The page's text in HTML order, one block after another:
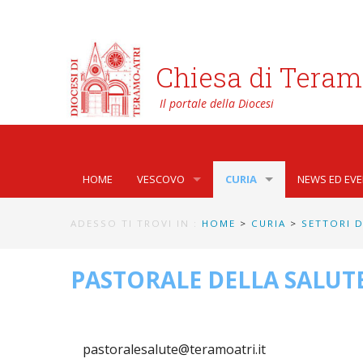
Chiesa di
HOME VESCOVO
LETTERE DEL VESCOVO AI GIOVANI DELLA
CURIA
ORGANI DI
NEWS ED
ADESSO TI TROVI IN : HOME > CURIA > SETTORI
PASTORALE DELLA
pastoralesalute@teramoatri.it